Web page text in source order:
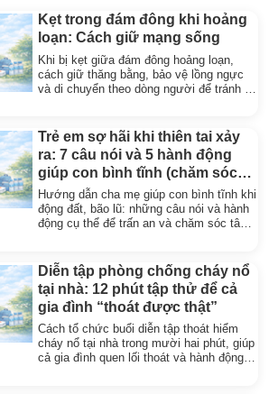
Kẹt trong đám đông khi hoảng
loạn: Cách giữ mạng sống
Khi bị kẹt giữa đám đông hoảng loạn,
cách giữ thăng bằng, bảo vệ lồng ngực
và di chuyển theo dòng người để tránh bị
Trẻ em sợ hãi khi thiên tai xảy
ra: 7 câu nói và 5 hành động
giúp con bình tĩnh (chăm sóc
tâm lý)
Hướng dẫn cha mẹ giúp con bình tĩnh khi
động đất, bão lũ: những câu nói và hành
động cụ thể để trấn an và chăm sóc tâm
Diễn tập phòng chống cháy nổ
tại nhà: 12 phút tập thử để cả
gia đình “thoát được thật”
Cách tổ chức buổi diễn tập thoát hiểm
cháy nổ tại nhà trong mười hai phút, giúp
cả gia đình quen lối thoát và hành động